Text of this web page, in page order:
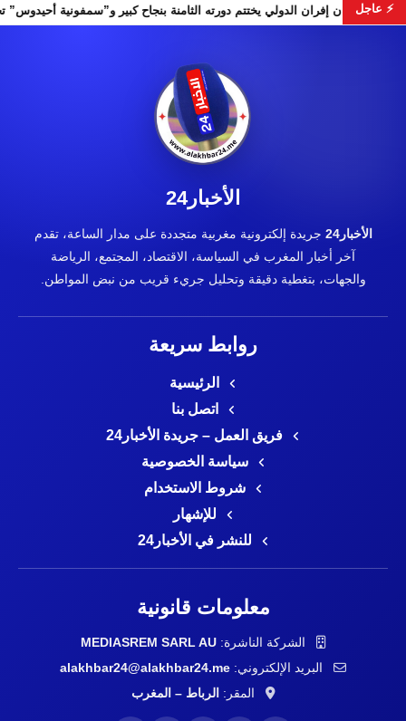
⚡ عاجل
الأمن مهرجان إفران الدولي يختتم دورته الثامنة بنجاح كبير
الأخبار24
الأخبار24
جريدة إلكترونية مغربية متجددة على مدار الساعة، تقدم
آخر أخبار المغرب في السياسة، الاقتصاد، المجتمع، الرياضة
والجهات، بتغطية دقيقة وتحليل جريء قريب من نبض المواطن.
روابط سريعة
الرئيسية
اتصل بنا
فريق العمل – جريدة الأخبار24
سياسة الخصوصية
شروط الاستخدام
للإشهار
للنشر في الأخبار24
معلومات قانونية
الشركة الناشرة:MEDIASREM SARL AU
البريد الإلكتروني: alakhbar24@alakhbar24.me
المقر: الرباط – المغرب